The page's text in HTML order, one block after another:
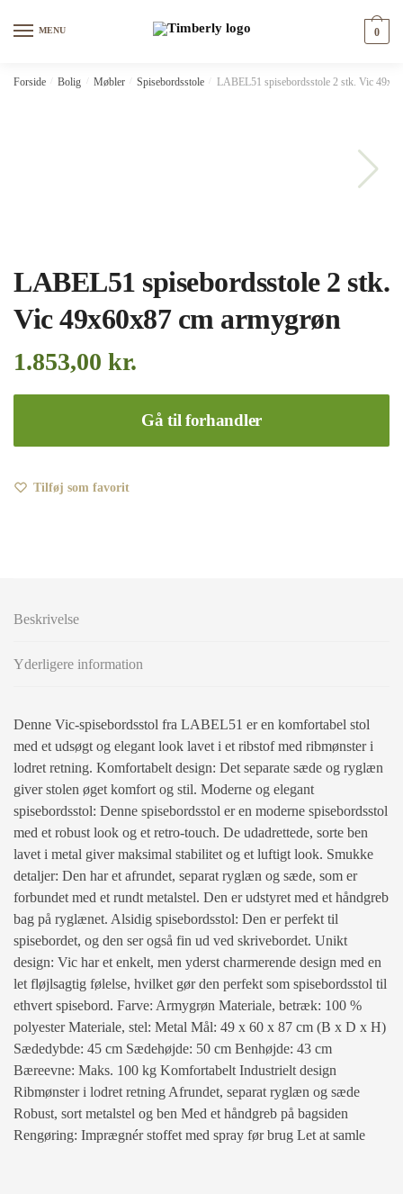
MENU 0
Forside Bolig Møbler Spisebordsstole LABEL51 spisebordsstole 2 stk. Vic
LABEL51 spisebordsstole 2 stk.
Vic 49x60x87 cm armygrøn
1.853,00 kr.
Gå til forhandler
Tilføj som favorit
Beskrivelse
Yderligere information
Denne Vic-spisebordsstol fra LABEL51 er en komfortabel stol
med et udsøgt og elegant look lavet i et ribstof med ribmønster i
lodret retning. Komfortabelt design: Det separate sæde og ryglæn
giver stolen øget komfort og stil. Moderne og elegant
spisebordsstol: Denne spisebordsstol er en moderne spisebordsstol
med et robust look og et retro-touch. De udadrettede, sorte ben
lavet i metal giver maksimal stabilitet og et luftigt look. Smukke
detaljer: Den har et afrundet, separat ryglæn og sæde, som er
forbundet med et rundt metalstel. Den er udstyret med et håndgreb
bag på ryglænet. Alsidig spisebordsstol: Den er perfekt til
spisebordet, og den ser også fin ud ved skrivebordet. Unikt
design: Vic har et enkelt, men yderst charmerende design med en
let fløjlsagtig følelse, hvilket gør den perfekt som spisebordsstol til
ethvert spisebord. Farve: Armygrøn Materiale, betræk: 100 %
polyester Materiale, stel: Metal Mål: 49 x 60 x 87 cm (B x D x H)
Sædedybde: 45 cm Sædehøjde: 50 cm Benhøjde: 43 cm
Bæreevne: Maks. 100 kg Komfortabelt Industrielt design
Ribmønster i lodret retning Afrundet, separat ryglæn og sæde
Robust, sort metalstel og ben Med et håndgreb på bagsiden
Rengøring: Imprægnér stoffet med spray før brug Let at samle